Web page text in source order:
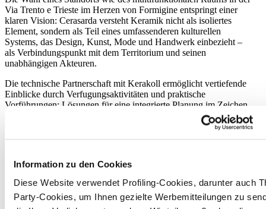
Information zu den Cookies
Diese Website verwendet Profiling-Cookies, darunter auch
Party-Cookies, um Ihnen gezielte Werbemitteilungen zu
Via Trento e Trieste im Herzen von Formigine entspringt einer
klaren Vision: Cerasarda versteht Keramik nicht als isoliertes
Element, sondern als Teil eines umfassenderen kulturellen
Systems, das Design, Kunst, Mode und Handwerk einbezieht –
als Verbindungspunkt mit dem Territorium und seinen
unabhängigen Akteuren.
Die technische Partnerschaft mit Kerakoll ermöglicht vertiefende
Einblicke durch Verfugungsaktivitäten und praktische
Vorführungen: Lösungen für eine integrierte Planung im Zeichen
Mai 2026 –cerasarda.it